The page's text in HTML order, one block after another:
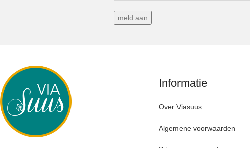
Informatie
Over Viasuus
Algemene voorwaarden